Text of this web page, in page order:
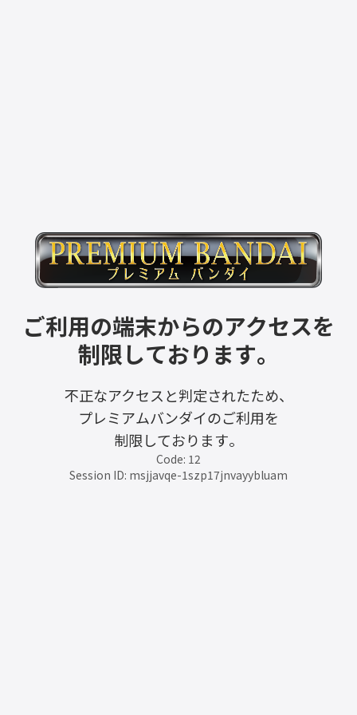
ご利用の端末からのアクセスを
制限しております。
不正なアクセスと判定されたため、
プレミアムバンダイのご利用を
制限しております。
Code: 12
Session ID: msjjavqe-1szp17jnvayybluam